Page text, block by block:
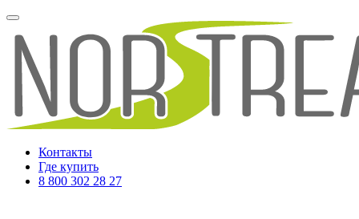
Контакты
Где купить
8 800 302 28 27